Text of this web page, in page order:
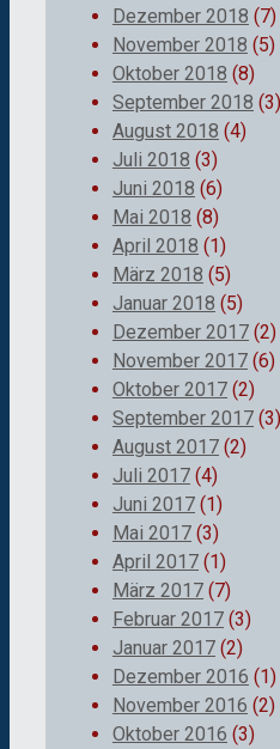
Dezember 2018 (7)
November 2018 (5)
Oktober 2018 (8)
September 2018 (3)
August 2018 (4)
Juli 2018 (3)
Juni 2018 (6)
Mai 2018 (8)
April 2018 (1)
März 2018 (5)
Januar 2018 (5)
Dezember 2017 (2)
November 2017 (6)
Oktober 2017 (2)
September 2017 (3)
August 2017 (2)
Juli 2017 (4)
Juni 2017 (1)
Mai 2017 (3)
April 2017 (1)
März 2017 (7)
Februar 2017 (3)
Januar 2017 (2)
Dezember 2016 (1)
November 2016 (2)
Oktober 2016 (3)